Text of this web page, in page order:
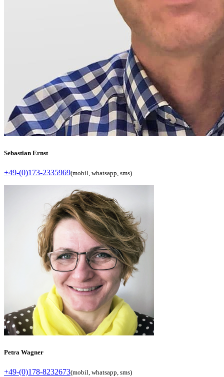
Sebastian Ernst
+49-(0)173-2335969(mobil, whatsapp, sms)
Petra Wagner
+49-(0)178-8232673(mobil, whatsapp, sms)